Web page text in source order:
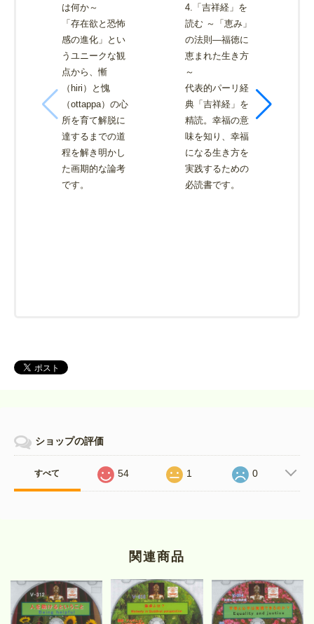
は何か～
「存在欲と恐怖
感の進化」とい
うユニークな観
点から、慚
（hiri）と愧
（ottappa）の心
所を育て解脱に
達するまでの道
程を解き明かし
た画期的な論考
です。
4.「吉祥経」を
読む ～「恵み」
の法則―福徳に
恵まれた生き方
～
代表的パーリ経
典「吉祥経」を
精読。幸福の意
味を知り、幸福
になる生き方を
実践するための
必読書です。
ショップの評価
すべて 54 1 0
関連商品